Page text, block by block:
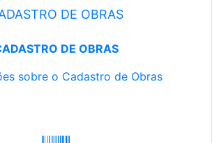
DE OBRAS
DE OBRAS
sobre o Cadastro de Obras